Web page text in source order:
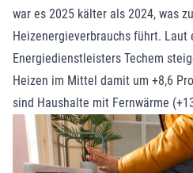
war es 2025 kälter als 2024, was
Heizenergieverbrauchs führt.
Energiedienstleisters Techem
Heizen im Mittel damit um +8,6
sind Haushalte mit Fernwärme